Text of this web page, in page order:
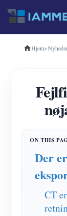
EV
Hjem>
Der
CT